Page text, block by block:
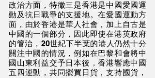
政治方面，特徵三是香港是中國愛國運
動及抗日戰爭的支援地。在愛國運動方
面，由於香港是華人社會，加上自古是
中國的一個部分，因此即使在港英政府
的管治，20世紀下半葉的港人仍然十分
關注中國的情況，例如在巴黎和會將中
國山東利益交予日本後，香港響應中國
五四運動，共同擺買日貨，支持國貨，